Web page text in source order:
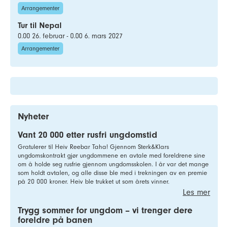
Arrangementer
Tur til Nepal
0.00 26. februar - 0.00 6. mars 2027
Arrangementer
Nyheter
Vant 20 000 etter rusfri ungdomstid
Gratulerer til Heiv Reebar Taha! Gjennom Sterk&Klars
ungdomskontrakt gjør ungdommene en avtale med foreldrene sine
om å holde seg rusfrie gjennom ungdomsskolen. I år var det mange
som holdt avtalen, og alle disse ble med i trekningen av en premie
på 20 000 kroner. Heiv ble trukket ut som årets vinner.
Les mer
Trygg sommer for ungdom – vi trenger dere
foreldre på banen